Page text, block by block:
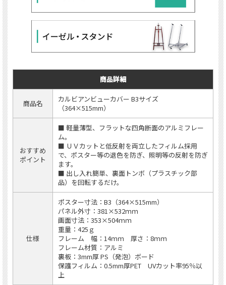
商品詳細
商品名
カルビアンビューカバー B3サイズ
（364×515mm）
おすすめ
ポイント
■ 軽量薄型、フラットな四角断面のアルミフレー
ム。
■ ＵＶカットと低反射を両立したフィルム採用
で、ポスター等の退色を防ぎ、照明等の反射を防ぎ
ます。
■ 出し入れ簡単、裏面トンボ（プラスチック部
品）を回転するだけ。
仕様
ポスター寸法：B3（364×515mm）
パネル外寸：381×532ｍｍ
画面寸法：353×504ｍｍ
重量：425ｇ
フレーム 幅：14ｍｍ 厚さ：8ｍｍ
フレーム材質：アルミ
裏板：3mm厚 PS（発泡）ボード
保護フィルム：0.5mm厚PET UVカット率95％以
上